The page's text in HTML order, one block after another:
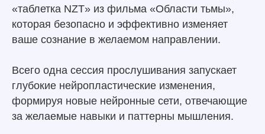
«таблетка NZT» из фильма «Области тьмы»,
которая безопасно и эффективно изменяет
ваше сознание в желаемом направлении.
Всего одна сессия прослушивания запускает
глубокие нейропластические изменения,
формируя новые нейронные сети, отвечающие
за желаемые навыки и паттерны мышления.